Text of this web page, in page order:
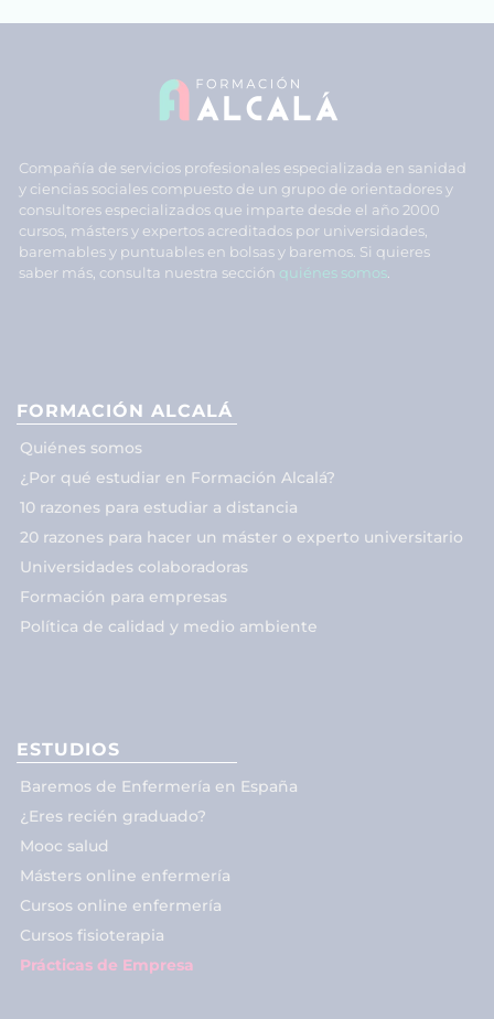
Compañía de servicios profesionales especializada en sanidad
y ciencias sociales compuesto de un grupo de orientadores y
consultores especializados que imparte desde el año 2000
cursos, másters y expertos acreditados por universidades,
baremables y puntuables en bolsas y baremos. Si quieres
saber más, consulta nuestra sección quiénes somos.
FORMACIÓN ALCALÁ
Quiénes somos
¿Por qué estudiar en Formación Alcalá?
10 razones para estudiar a distancia
20 razones para hacer un máster o experto universitario
Universidades colaboradoras
Formación para empresas
Política de calidad y medio ambiente
ESTUDIOS
Baremos de Enfermería en España
¿Eres recién graduado?
Mooc salud
Másters online enfermería
Cursos online enfermería
Cursos fisioterapia
Prácticas de Empresa